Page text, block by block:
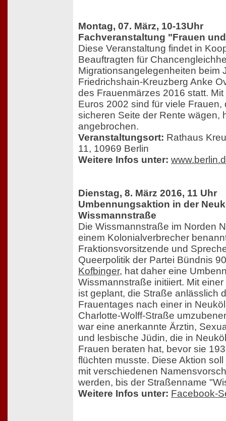
Montag, 07. März, 10-13Uhr
Fachveranstaltung "Frauen
Diese Veranstaltung findet in
Beauftragten für
Migrationsangelegenheiten beim
Friedrichshain-Kreuzberg Anke
des Frauenmärzes 2016 statt.
Euros 2002 sind für viele Frauen,
sicheren Seite der Rente wägen,
angebrochen.
Veranstaltungsort: Rathaus
11, 10969 Berlin
Weitere Infos unter:
Dienstag, 8. März 2016, 11 Uhr
Umbennungsaktion in der
Wissmannstraße
Die Wissmannstraße im Norden
einem Kolonialverbrecher
Fraktionsvorsitzende und
Queerpolitik der Partei Bündnis
Kofbinger, hat daher eine
Wissmannstraße initiiert. Mit
ist geplant, die Straße anlässlich
Frauentages nach einer in
Charlotte-Wolff-Straße
war eine anerkannte Ärztin,
und lesbische Jüdin, die in
Frauen beraten hat, bevor sie
flüchten musste. Diese Aktion
mit verschiedenen
werden, bis der Straßenname
Weitere Infos unter: Facebook-